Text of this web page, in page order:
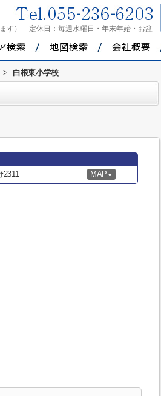
す） 定休日： 毎週水曜日・年末年始・お盆
> 白根東小学校
2311 MAP ▼